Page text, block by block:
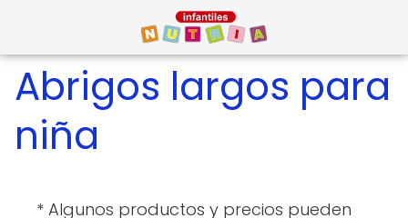
Abrigos largos para
niña
* Algunos productos y precios pueden